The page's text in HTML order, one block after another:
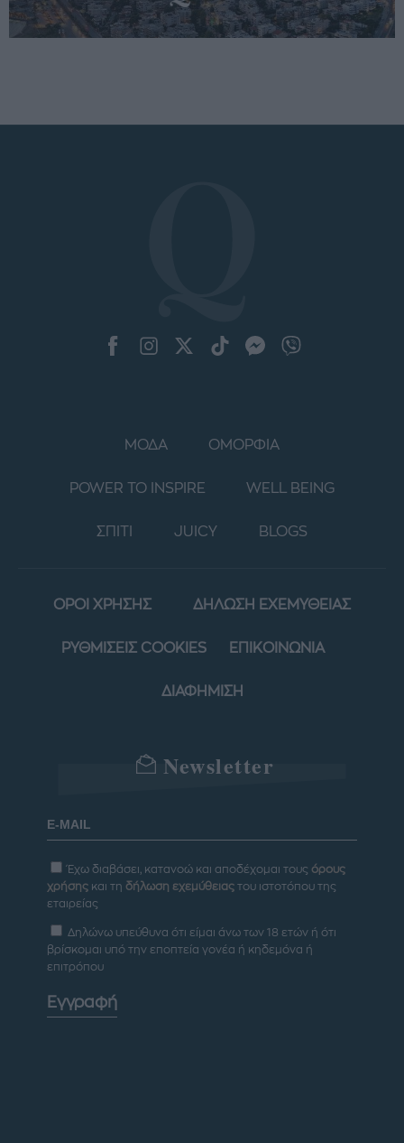
ΜΟΔΑ ΟΜΟΡΦΙΑ
POWER TO INSPIRE WELL BEING
ΣΠΙΤΙ JUICY BLOGS
ΟΡΟΙ ΧΡΗΣΗΣ ΔΗΛΩΣΗ ΕΧΕΜΥΘΕΙΑΣ
ΡΥΘΜΙΣΕΙΣ COOKIES ΕΠΙΚΟΙΝΩΝΙΑ
ΔΙΑΦΗΜΙΣΗ
Newsletter
Έχω διαβάσει, κατανοώ και αποδέχομαι τους όρους
χρήσης και τη δήλωση εχεμύθειας του ιστοτόπου της
εταιρείας
Δηλώνω υπεύθυνα ότι είμαι άνω των 18 ετών ή ότι
βρίσκομαι υπό την εποπτεία γονέα ή κηδεμόνα ή
επιτρόπου
Εγγραφή